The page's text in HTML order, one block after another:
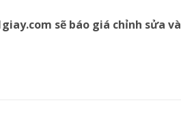
sẽ báo giá chỉnh sửa